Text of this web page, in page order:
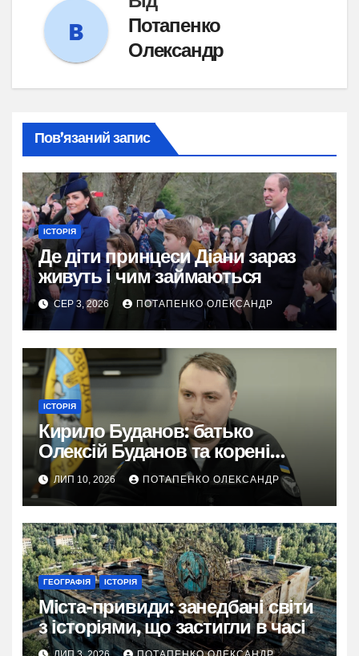
Потапенко
Олександр
Пов’язаний запис
ІСТОРІЯ
Де діти принцеси Діани зараз
живуть і чим займаються
СЕР 3, 2026 ПОТАПЕНКО ОЛЕКСАНДР
ІСТОРІЯ
Кирило Буданов: батько
Олексій Буданов та корені
характеру
ЛИП 10, 2026 ПОТАПЕНКО ОЛЕКСАНДР
ГЕОГРАФІЯ ІСТОРІЯ
Міста-привиди: занедбані світи
з історіями, що застигли в часі